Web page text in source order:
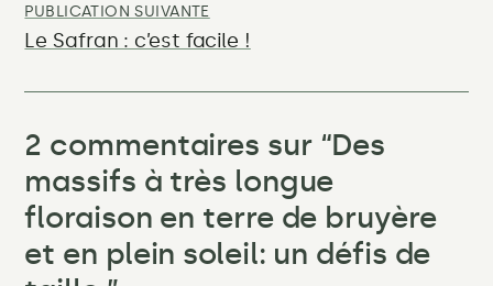
PUBLICATION SUIVANTE
Le Safran : c’est facile !
2 commentaires sur “Des
massifs à très longue
floraison en terre de bruyère
et en plein soleil: un défis de